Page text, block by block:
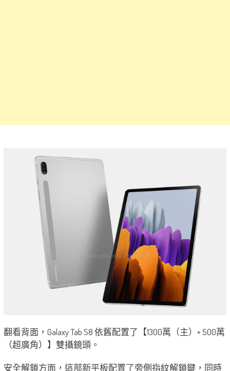
翻看背面，Galaxy Tab S8 依舊配置了【1300萬（主）+ 500萬
（超廣角）】雙攝鏡頭。
安全解鎖方面，這部新平板配置了旁側指紋解鎖鍵，同時